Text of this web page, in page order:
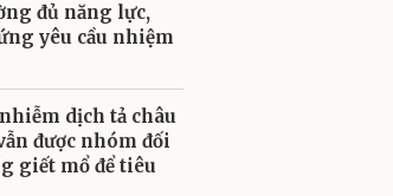
đủ năng lực,
yêu cầu nhiệm
dịch tả châu
được nhóm đối
giết mổ để tiêu